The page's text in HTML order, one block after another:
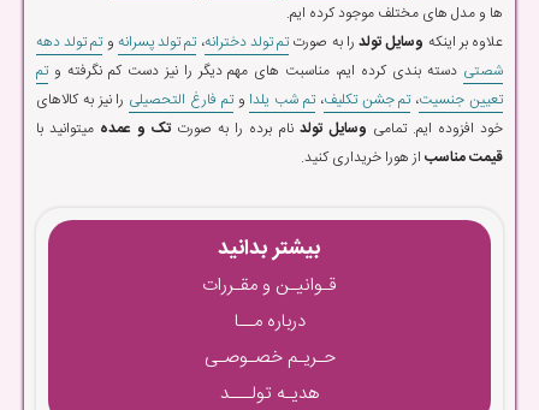
ها و مدل های مختلف موجود کرده ایم.
علاوه بر اینکه وسایل تولدرا به صورتتم تولد دخترانه،تم تولد پسرانه وتم تولد دهه
شصتی دسته بندی کرده ایم، مناسبت های مهم دیگر را نیز دست کم نگرفته وتم
تعیین جنسیت،تم جشن تکلیف،تم شب یلدا وتم فارغ التحصیلی را نیز به کالاهای
خود افزوده ایم. تمامی وسایل تولد نام برده را به صورت تک و عمده میتوانید با
قیمت مناسب از هورا خریداری کنید.
بیشتر بدانید
قـوانیـن و مقـررات
درباره مــا
حـریـم خصـوصـی
هدیـه تولـــد